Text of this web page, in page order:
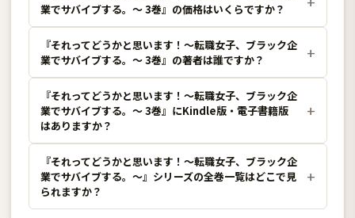
業でサバイブする。〜 3巻』の価格はいくらですか？
『それってどうかと思います！〜転職女子、ブラック企
業でサバイブする。〜 3巻』の著者は誰ですか？
『それってどうかと思います！〜転職女子、ブラック企
業でサバイブする。〜 3巻』にKindle版・電子書籍版
はありますか？
『それってどうかと思います！〜転職女子、ブラック企
業でサバイブする。〜』シリーズの全巻一覧はどこで見
られますか？